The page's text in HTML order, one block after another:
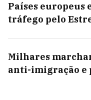
Países europeus
tráfego pelo
Milhares
anti-imigração e